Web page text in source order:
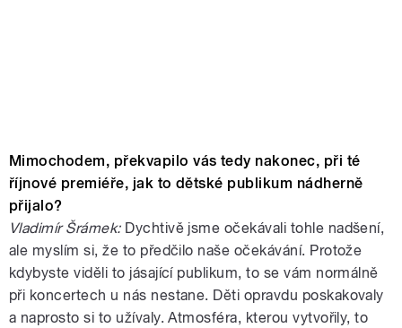
Mimochodem, překvapilo vás tedy nakonec, při té
říjnové premiéře, jak to dětské publikum nádherně
přijalo?
Vladimír Šrámek:Dychtivě jsme očekávali tohle nadšení,
ale myslím si, že to předčilo naše očekávání. Protože
kdybyste viděli to jásající publikum, to se vám normálně
při koncertech u nás nestane. Děti opravdu poskakovaly
a naprosto si to užívaly. Atmosféra, kterou vytvořily, to